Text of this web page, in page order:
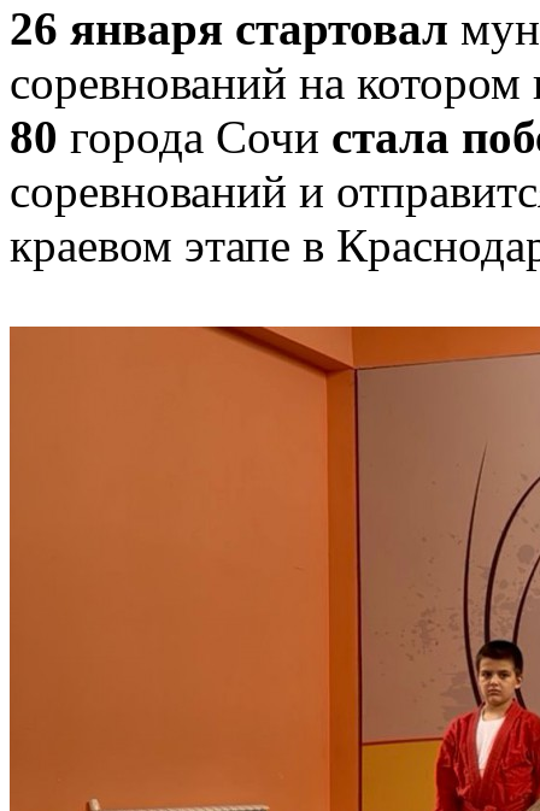
26 января стартовал
соревнований на
80 города Сочи стала
соревнований и
краевом этапе в